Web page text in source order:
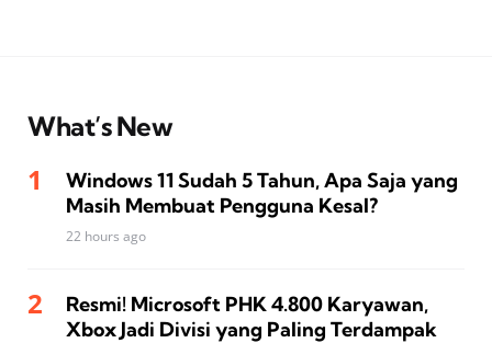
What’s New
Windows 11 Sudah 5 Tahun, Apa Saja yang
Masih Membuat Pengguna Kesal?
22 hours ago
Resmi! Microsoft PHK 4.800 Karyawan,
Xbox Jadi Divisi yang Paling Terdampak